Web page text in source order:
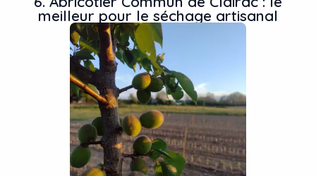
meilleur pour le séchage artisanal